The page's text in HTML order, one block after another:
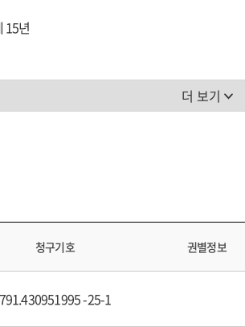
15년
인생의 항로를 바꾼 영화제 15년 15
더 보기
청구기호 권별정보
791.430951995 -25-1